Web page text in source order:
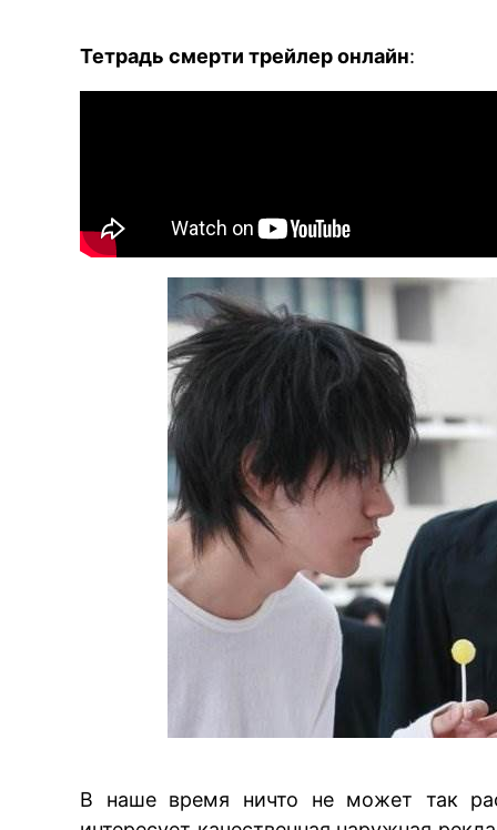
Тетрадь смерти трейлер онлайн:
В наше время ничто не может так